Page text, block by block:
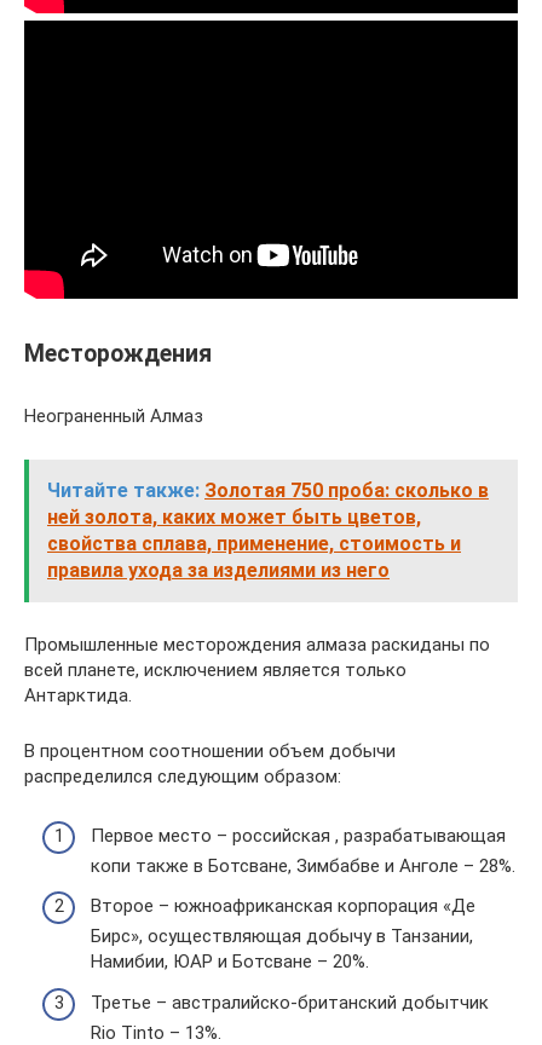
Месторождения
Неограненный Алмаз
Читайте также: Золотая 750 проба: сколько в
ней золота, каких может быть цветов,
свойства сплава, применение, стоимость и
правила ухода за изделиями из него
Промышленные месторождения алмаза раскиданы по
всей планете, исключением является только
Антарктида.
В процентном соотношении объем добычи
распределился следующим образом:
Первое место – российская , разрабатывающая
копи также в Ботсване, Зимбабве и Анголе – 28%.
Второе – южноафриканская корпорация «Де
Бирс», осуществляющая добычу в Танзании,
Намибии, ЮАР и Ботсване – 20%.
Третье – австралийско-британский добытчик
Rio Tinto – 13%.